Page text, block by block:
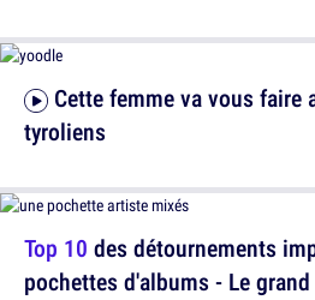
Top 10 des détournements
pochettes d'albums - Le
tyroliens